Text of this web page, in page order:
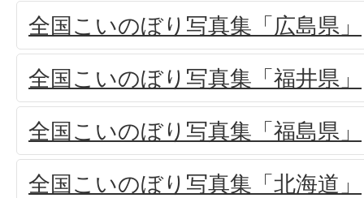
全国こいのぼり写真集「広島県」
全国こいのぼり写真集「福井県」
全国こいのぼり写真集「福島県」
全国こいのぼり写真集「北海道」